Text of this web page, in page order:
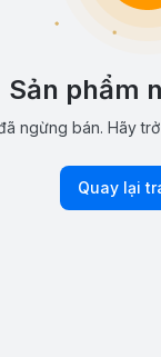
Sản phẩm
ngừng bán. Hãy
Quay lại